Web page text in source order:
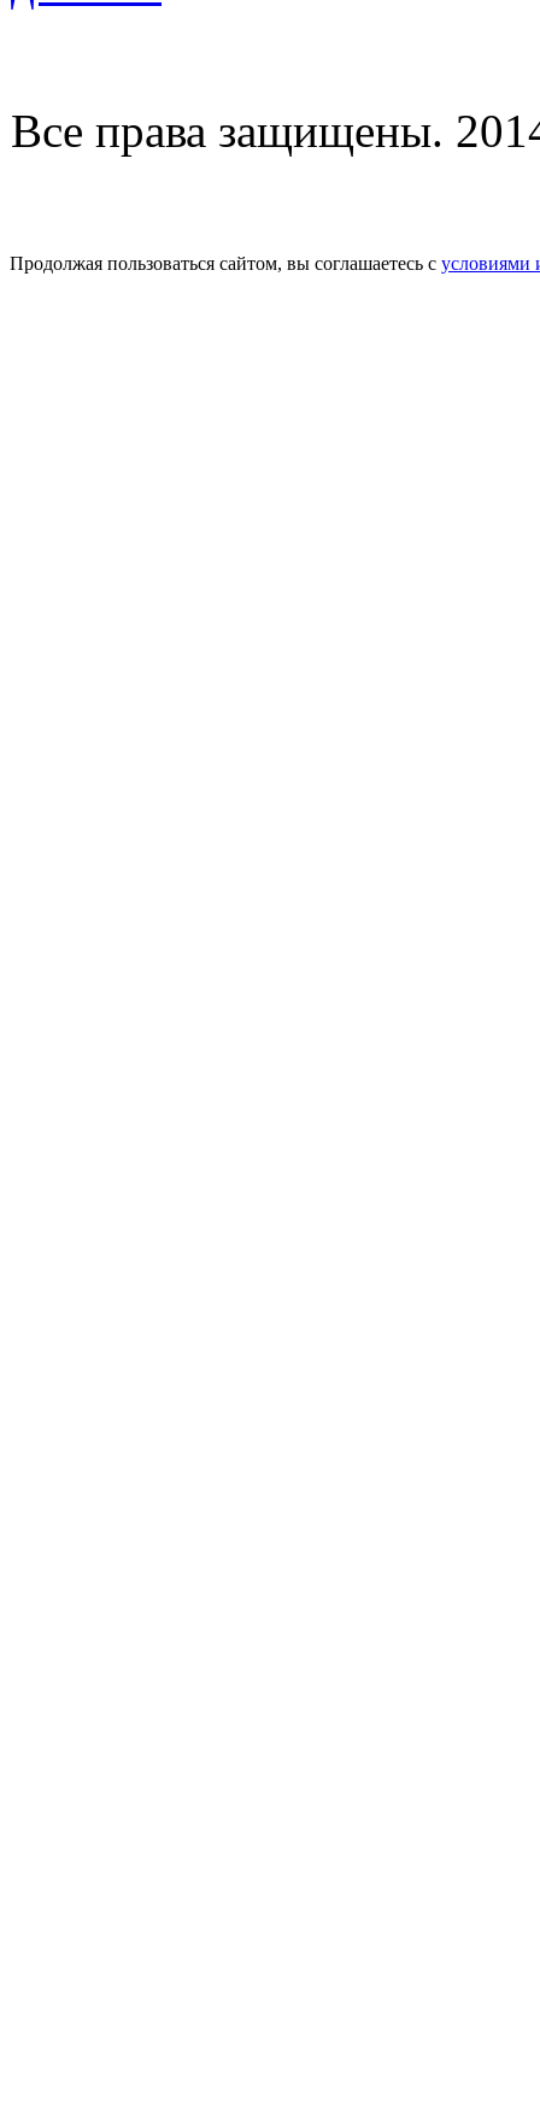
Все права защищены.
Продолжая пользоваться сайтом, вы соглашаетесь с условиями